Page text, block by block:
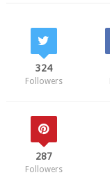
324
Followers
287
Followers